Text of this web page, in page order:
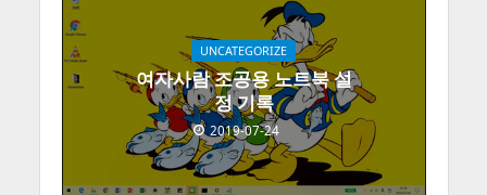
UNCATEGORIZE
여자사람 조공용 노트북 설
정 기록
2019-07-24